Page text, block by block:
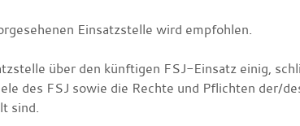
Einsatzstelle wird empfohlen.
über den künftigen FSJ-Einsatz einig,
des FSJ sowie die Rechte und Pflichten der/
sind.